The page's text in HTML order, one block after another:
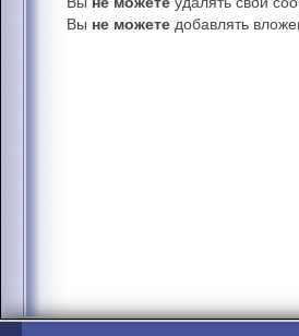
Вы не можете добавлять